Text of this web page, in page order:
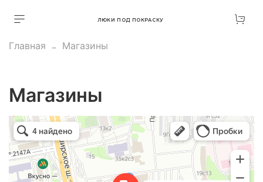
ЛЮКИ ПОД ПОКРАСКУ
Главная Магазины
Магазины